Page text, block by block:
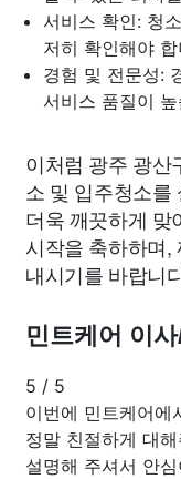
서비스 확인: 청
저히 확인해야 합
경험 및 전문성:
서비스 품질이 높
이처럼 광주 광산
소 및 입주청소를
더욱 깨끗하게 맞
시작을 축하하며,
내시기를 바랍니
민트케어 이
5 / 5
이번에 민트케어에
정말 친절하게 대
설명해 주셔서 안